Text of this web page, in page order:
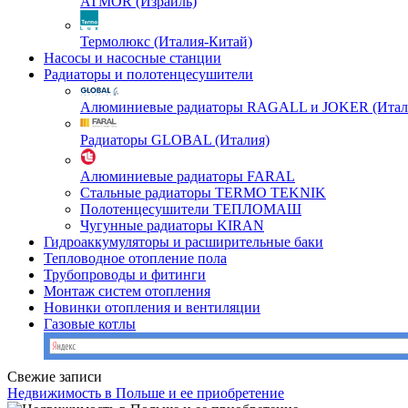
Термолюкс (Италия-Китай)
Насосы и насосные станции
Радиаторы и полотенцесушители
Алюминиевые радиаторы RAGALL и JOKER
Радиаторы GLOBAL (Италия)
Алюминиевые радиаторы FARAL
Стальные радиаторы TERMO TEKNIK
Полотенцесушители ТЕПЛОМАШ
Чугунные радиаторы KIRAN
Гидроаккумуляторы и расширительные баки
Тепловодное отопление пола
Трубопроводы и фитинги
Монтаж систем отопления
Новинки отопления и вентиляции
Газовые котлы
Свежие записи
Недвижимость в Польше и ее приобретение